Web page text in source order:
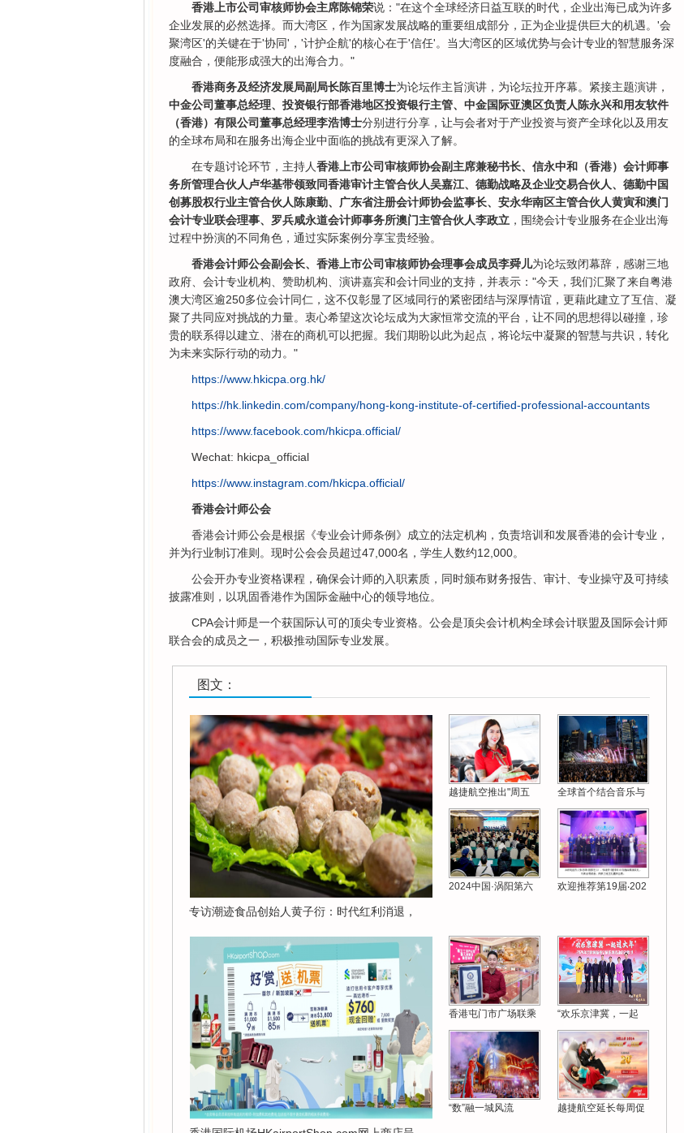
香港上市公司审核师协会主席陈锦荣说："在这个全球经济日益互联的时代，企业出海已成为许多
企业发展的必然选择。而大湾区，作为国家发展战略的重要组成部分，正为企业提供巨大的机遇。'会
聚湾区'的关键在于'协同'，'计护企航'的核心在于'信任'。当大湾区的区域优势与会计专业的智慧服务深
度融合，便能形成强大的出海合力。"
香港商务及经济发展局副局长陈百里博士为论坛作主旨演讲，为论坛拉开序幕。紧接主题演讲，
中金公司董事总经理、投资银行部香港地区投资银行主管、中金国际亚澳区负责人陈永兴和用友软件
（香港）有限公司董事总经理李浩博士分别进行分享，让与会者对于产业投资与资产全球化以及用友
的全球布局和在服务出海企业中面临的挑战有更深入了解。
在专题讨论环节，主持人香港上市公司审核师协会副主席兼秘书长、信永中和（香港）会计师事
务所管理合伙人卢华基带领致同香港审计主管合伙人吴嘉江、德勤战略及企业交易合伙人、德勤中国
创募股权行业主管合伙人陈康勤、广东省注册会计师协会监事长、安永华南区主管合伙人黄寅和澳门
会计专业联会理事、罗兵咸永道会计师事务所澳门主管合伙人李政立 ，围绕会计专业服务在企业出海
过程中扮演的不同角色，通过实际案例分享宝贵经验。
香港会计师公会副会长、香港上市公司审核师协会理事会成员李舜儿为论坛致闭幕辞，感谢三地
政府、会计专业机构、赞助机构、演讲嘉宾和会计同业的支持，并表示："今天，我们汇聚了来自粤港
澳大湾区逾250多位会计同仁，这不仅彰显了区域同行的紧密团结与深厚情谊，更藉此建立了互信、凝
聚了共同应对挑战的力量。衷心希望这次论坛成为大家恒常交流的平台，让不同的思想得以碰撞，珍
贵的联系得以建立、潜在的商机可以把握。我们期盼以此为起点，将论坛中凝聚的智慧与共识，转化
为未来实际行动的动力。"
https://www.hkicpa.org.hk/
https://hk.linkedin.com/company/hong-kong-institute-of-certified-professional-accountants
https://www.facebook.com/hkicpa.official/
Wechat: hkicpa_official
https://www.instagram.com/hkicpa.official/
香港会计师公会
香港会计师公会是根据《专业会计师条例》成立的法定机构，负责培训和发展香港的会计专业，
并为行业制订准则。现时公会会员超过47,000名，学生人数约12,000。
公会开办专业资格课程，确保会计师的入职素质，同时颁布财务报告、审计、专业操守及可持续
披露准则，以巩固香港作为国际金融中心的领导地位。
CPA会计师是一个获国际认可的顶尖专业资格。公会是顶尖会计机构全球会计联盟及国际会计师
联合会的成员之一，积极推动国际专业发展。
图文：
专访潮迹食品创始人黄子衍：时代红利消退，
越捷航空推出"周五 全球首个结合音乐与
2024中国·涡阳第六 欢迎推荐第19届‧202
香港屯门市广场联乘 “欢乐京津冀，一起
“数”融一城风流 越捷航空延长每周促